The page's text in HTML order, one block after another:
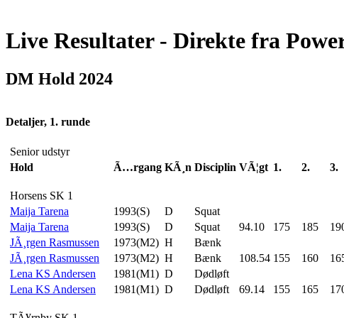
Live Resultater - Direkte fra
DM Hold 2024
Detaljer, 1. runde
Senior udstyr
Hold
Ã…rgang KÃ¸n Disciplin VÃ¦gt 1. 2. 3.
Horsens SK 1
Maija Tarena
1993(S) D Squat
Maija Tarena
1993(S) D Squat 94.10 175 185
JÃ¸rgen Rasmussen
1973(M2) H Bænk
JÃ¸rgen Rasmussen
1973(M2) H Bænk 108.54 155 160
Lena KS Andersen
1981(M1) D Dødløft
Lena KS Andersen
1981(M1) D Dødløft 69.14 155 165